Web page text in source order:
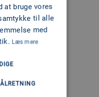
at bruge vores
til alle
med
Læs mere